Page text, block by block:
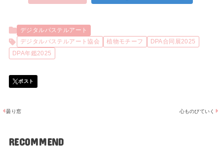
デジタルパステルアート
デジタルパステルアート協会
植物モチーフ
DPA合同展2025
DPA年鑑2025
心ものびていく
曇り窓
RECOMMEND